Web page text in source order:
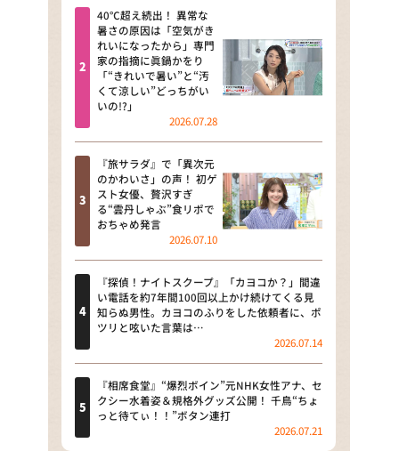
news おかえり
河合＆A.B.C-Z塚田×福井アナ
「なんでやねん！？」（news お
かえり）
DAIGOも台所 ～きょうの献立 何
にする？～
本日はダイアンなり！シーズン２
朝だ！生です旅サラダ
教えて！ニュースライブ 正義の
ミカタ
ＬＩＦＥ～夢のカタチ～
新婚さんいらっしゃい！
ポツンと一軒家
ザキ山小屋本館
40℃超え続出！ 異常な
暑さの原因は「空気がき
れいになったから」専門
家の指摘に眞鍋かをり
「“きれいで暑い”と“汚
くて涼しい”どっちがい
いの!?」
2026.07.28
『旅サラダ』で「異次元
のかわいさ」の声！ 初ゲ
スト女優、贅沢すぎ
る“雲丹しゃぶ”食リポで
おちゃめ発言
2026.07.10
『探偵！ナイトスクープ』「カヨコか？」間違
い電話を約7年間100回以上かけ続けてくる見
知らぬ男性。カヨコのふりをした依頼者に、ポ
ツリと呟いた言葉は…
2026.07.14
『相席食堂』“爆烈ボイン”元NHK女性アナ、セ
クシー水着姿＆規格外グッズ公開！ 千鳥“ちょ
っと待てぃ！！”ボタン連打
2026.07.21